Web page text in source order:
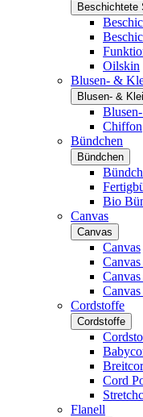
Beschichtete
Oilskin
Blusen- &
Blusen- &
Chiffon
Bündchen
Bündchen
Bio
Canvas
Canvas
Canvas
Cordstoffe
Cordstoffe
Cord
Flanell